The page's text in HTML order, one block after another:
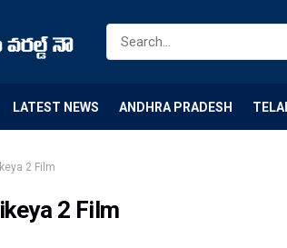
LATEST NEWS ANDHRA PRADESH
2 Film
2 Film